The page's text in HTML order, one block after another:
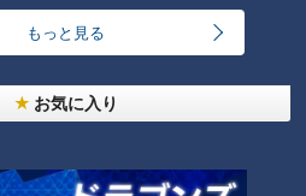
もっと見る
お気に入り
人がとても増えているといわれて
事を続けると、筋肉量が減少し身
やがて介護が必要になる可能性が